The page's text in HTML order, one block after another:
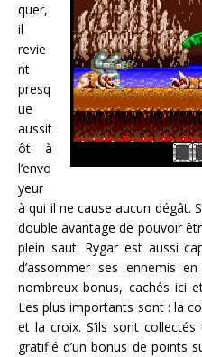
quer,
il
revie
nt
presq
ue
aussit
ôt à
l’envo
yeur
à qui il ne cause aucun dégât.
double avantage de pouvoir
plein saut. Rygar est aussi
d’assommer ses ennemis
nombreux bonus, cachés ici
Les plus importants sont : la
et la croix. S’ils sont
gratifié d’un bonus de points